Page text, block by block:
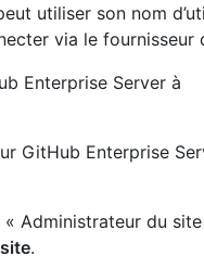
utiliser son nom
via le fournisseur
Enterprise Server à
GitHub Enterprise
Administrateur du
.